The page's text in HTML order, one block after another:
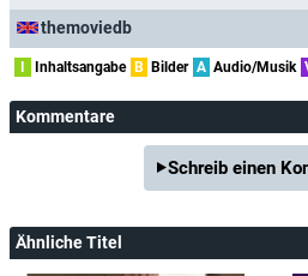
themoviedb
I Inhaltsangabe B Bilder A Audio/Musik
Kommentare
Schreib einen
Ähnliche Titel